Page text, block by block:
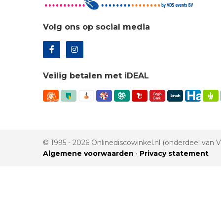
Volg ons op social media
Veilig betalen met iDEAL
© 1995 - 2026 Onlinediscowinkel.nl (onderdeel van
Algemene voorwaarden • Privacy statement